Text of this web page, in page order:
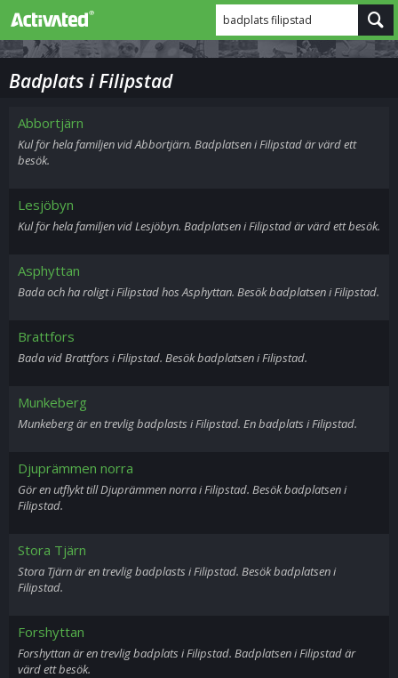
badplats filipstad
Badplats i Filipstad
Abbortjärn
Kul för hela familjen vid Abbortjärn. Badplatsen i Filipstad är värd ett
besök.
Lesjöbyn
Kul för hela familjen vid Lesjöbyn. Badplatsen i Filipstad är värd ett besök.
Asphyttan
Bada och ha roligt i Filipstad hos Asphyttan. Besök badplatsen i Filipstad.
Brattfors
Bada vid Brattfors i Filipstad. Besök badplatsen i Filipstad.
Munkeberg
Munkeberg är en trevlig badplasts i Filipstad. En badplats i Filipstad.
Djuprämmen norra
Gör en utflykt till Djuprämmen norra i Filipstad. Besök badplatsen i
Filipstad.
Stora Tjärn
Stora Tjärn är en trevlig badplasts i Filipstad. Besök badplatsen i
Filipstad.
Forshyttan
Forshyttan är en trevlig badplats i Filipstad. Badplatsen i Filipstad är
värd ett besök.